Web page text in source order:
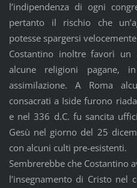
l’indipendenza di ogni
pertanto il rischio che
potesse spargersi
Costantino inoltre favorì un
alcune religioni pagane,
assimilazione. A Roma
consacrati a Iside furono
e nel 336 d.C. fu sancita
Gesù nel giorno del 25
con alcuni culti pre-esistenti.
Sembrerebbe che Costantino
l’insegnamento di Cristo nel